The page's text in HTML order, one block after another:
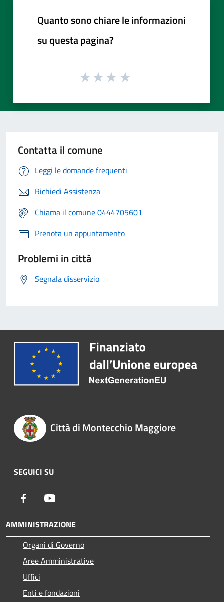
Quanto sono chiare le informazioni
su questa pagina?
Contatta il comune
Leggi le domande frequenti
Richiedi Assistenza
Chiama il comune 0444705601
Prenota un appuntamento
Problemi in città
Segnala disservizio
Città di Montecchio Maggiore
SEGUICI SU
Facebook
AMMINISTRAZIONE
Organi di Governo
Aree Amministrative
Uffici
Enti e fondazioni